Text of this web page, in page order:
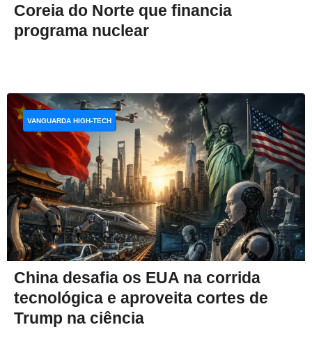
Coreia do Norte que financia
programa nuclear
China desafia os EUA na corrida
tecnológica e aproveita cortes de
Trump na ciência
VANGUARDA HIGH-TECH